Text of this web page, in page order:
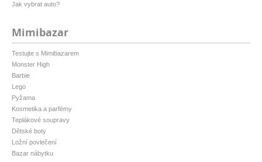
Jak vybrat auto?
Mimibazar
Testujte s Mimibazarem
Monster High
Barbie
Lego
Pyžama
Kosmetika a parfémy
Teplákové soupravy
Dětské boty
Ložní povlečení
Bazar nábytku